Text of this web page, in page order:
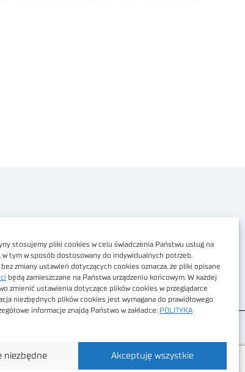
stosujemy pliki cookies w celu świadczenia Państwu usług na
w tym w sposób dostosowany do indywidualnych potrzeb.
zmiany ustawień dotyczących cookies oznacza, że pliki opisane
będą zamieszczane na Państwa urządzeniu końcowym. W każdej
zmienić ustawienia dotyczące plików cookies w przeglądarce
niezbędnych plików cookies jest wymagana do prawidłowego
informacje znajdą Państwo w zakładce: POLITYKA
Akceptuję wszystkie
niezbędne
cyfrowa
Portalu
sklepu